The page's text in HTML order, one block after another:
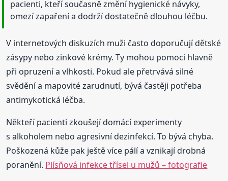
pacienti, kteří současně změní hygienické návyky,
omezí zapaření a dodrží dostatečně dlouhou léčbu.
V internetových diskuzích muži často doporučují dětské
zásypy nebo zinkové krémy. Ty mohou pomoci hlavně
při opruzení a vlhkosti. Pokud ale přetrvává silné
svědění a mapovité zarudnutí, bývá častěji potřeba
antimykotická léčba.
Někteří pacienti zkoušejí domácí experimenty
s alkoholem nebo agresivní dezinfekcí. To bývá chyba.
Poškozená kůže pak ještě více pálí a vznikají drobná
poranění. Plísňová infekce třísel u mužů – fotografie